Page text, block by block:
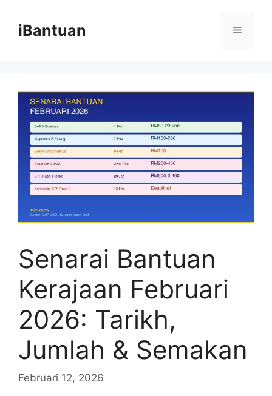
contentiBantuan Menu
Senarai Bantuan
Kerajaan Februari
2026: Tarikh,
Jumlah & Semakan
Februari 12, 2026